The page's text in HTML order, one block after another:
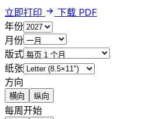
立即打印
下载 PDF
年份
月份
版式
纸张
方向
横向 纵向
每周开始